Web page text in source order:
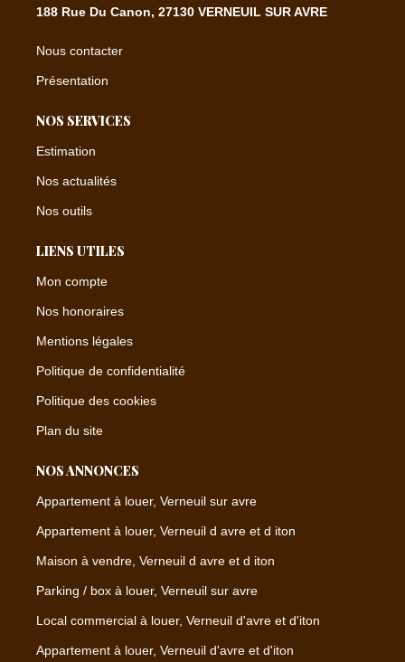
188 Rue Du Canon, 27130 VERNEUIL SUR AVRE
Nous contacter
Présentation
NOS SERVICES
Estimation
Nos actualités
Nos outils
LIENS UTILES
Mon compte
Nos honoraires
Mentions légales
Politique de confidentialité
Politique des cookies
Plan du site
NOS ANNONCES
Appartement à louer, Verneuil sur avre
Appartement à louer, Verneuil d avre et d iton
Maison à vendre, Verneuil d avre et d iton
Parking / box à louer, Verneuil sur avre
Local commercial à louer, Verneuil d'avre et d'iton
Appartement à louer, Verneuil d'avre et d'iton